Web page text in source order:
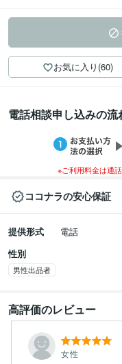
お気に入り(60)
電話相談申し込みの流
※ご利用料金は通
ココナラの安心保証
提供形式
電話
性別
男性出品者
高評価のレビュー
女性